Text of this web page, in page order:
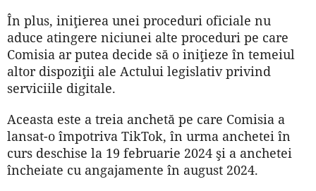
În plus, iniţierea unei proceduri oficiale nu
aduce atingere niciunei alte proceduri pe care
Comisia ar putea decide să o iniţieze în temeiul
altor dispoziţii ale Actului legislativ privind
serviciile digitale.
Aceasta este a treia anchetă pe care Comisia a
lansat-o împotriva TikTok, în urma anchetei în
curs deschise la 19 februarie 2024 şi a anchetei
încheiate cu angajamente în august 2024.